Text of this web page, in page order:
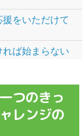
をいただけて
ば始まらない
つのきっ
レンジの